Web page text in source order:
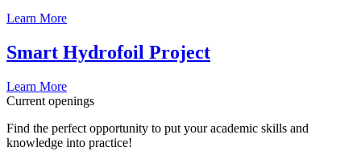
Learn More
Smart Hydrofoil Project
Learn More
Current openings
Find the perfect opportunity to put your academic skills and
knowledge into practice!